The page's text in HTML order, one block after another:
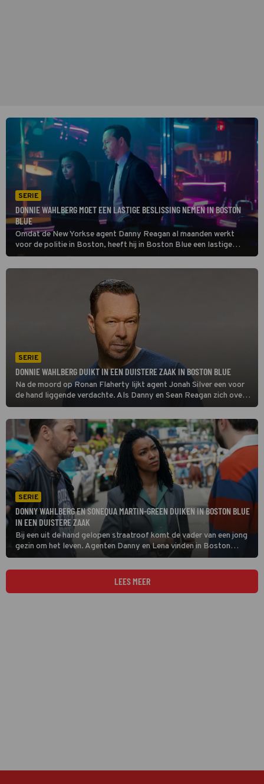
SERIE
DONNIE WAHLBERG MOET EEN LASTIGE BESLISSING NEMEN IN BOSTON
BLUE
Omdat de New Yorkse agent Danny Reagan al maanden werkt
voor de politie in Boston, heeft hij in Boston Blue een lastige
keuze te maken. Keert hij terug naar zijn oude werkplek, of blijft hij
bij zijn zoon en nieuwe collega's in Boston?
SERIE
DONNIE WAHLBERG DUIKT IN EEN DUISTERE ZAAK IN BOSTON BLUE
Na de moord op Ronan Flaherty lijkt agent Jonah Silver een voor
de hand liggende verdachte. Als Danny en Sean Reagan zich over
de zaak buigen, doen ze in Boston Blue op oude camerabeelden
een schokkende ontdekking.
SERIE
DONNY WAHLBERG EN SONEQUA MARTIN-GREEN DUIKEN IN BOSTON BLUE
IN EEN DUISTERE ZAAK
Bij een uit de hand gelopen straatroof komt de vader van een jong
gezin om het leven. Agenten Danny en Lena vinden in Boston
Blue een toevallige getuige die de dader heeft gezien. Vreemd
genoeg leek de overvaller het gezin te kennen.
LEES MEER